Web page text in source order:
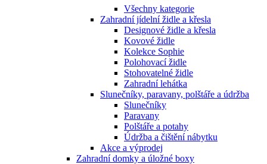
Všechny kategorie
Zahradní jídelní židle a křesla
Designové židle a křesla
Kovové židle
Kolekce Sophie
Polohovací židle
Stohovatelné židle
Zahradní lehátka
Slunečníky, paravany, polštáře a údržba
Slunečníky
Paravany
Polštáře a potahy
Údržba a čištění nábytku
Akce a výprodej
Zahradní domky a úložné boxy